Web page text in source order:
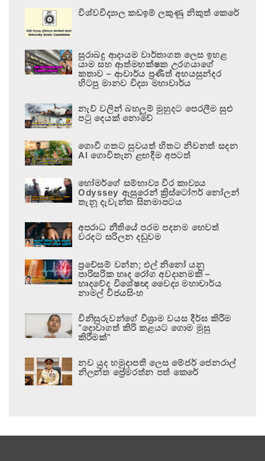
විශ්වවිද්‍යාල කඩඉම් ලකුණු නිකුත් කෙරේ
සුරාබදු ආදායම වාර්තාගත ලෙස ඉහළ
යාම සහ ආත්මභක්ෂක උරගයාගේ
කතාව – ආචාර්ය ප්‍රණීත් අභයසුන්දර
හිටපු මානව විද්‍යා මහාචාර්ය
නැව් වලින් බහලුම් මුහුදට පෙරලීම සුළු
පටු දෙයක් නොවේ
ගොවි ගතට සුවයත් හිතට නිවනත් සදන
AI ගොවිතැන ළඟදීම අපටත්
හෝමර්ගේ සම්භාව්‍ය වීර කාව්‍යය
Odyssey ඇසුරෙන් ක්‍රිස්ටෝෆර් නෝලන්
තැනූ දැවැන්ත සිනමාපටය
අපරාධ නීතියේ පරම පදනම හෙවත්
වරදට සරිලන දඬුවම
ප්‍රවේසම් වන්න; එල් නිනෝ යනු
පාරිසරික හෘද රෝග අවදානමකි –
හෘදවේද විශේෂඥ වෛද්‍ය මහාචාර්ය
නාමල් විජයසිංහ
විනිසුරුවන්ගේ විශ්‍රාම වයස දීර්ඝ කිරීම
“දොවාගත් කිරි කළයට ගොම මුසු
කිරීමක්”
නව යුද හමුදාපති ලෙස මේජර් ජෙනරාල්
නිලන්ත ප්‍රේමරත්න පත් කෙරේ